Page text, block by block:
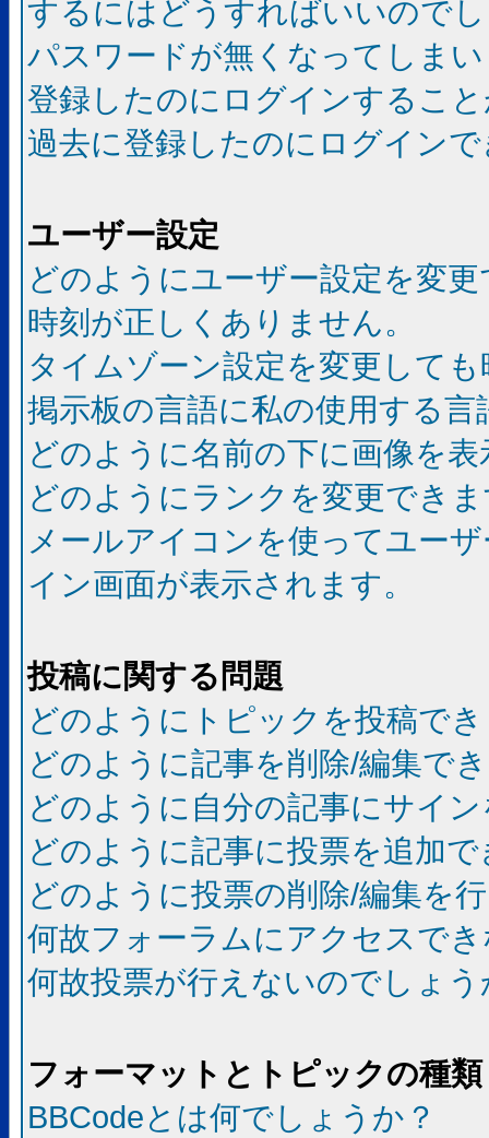
するにはどうすればいいので
パスワードが無くなってしま
登録したのにログインするこ
過去に登録したのにログイン
ユーザー設定
どのようにユーザー設定を変
時刻が正しくありません。
タイムゾーン設定を変更して
掲示板の言語に私の使用する
どのように名前の下に画像を
どのようにランクを変更でき
メールアイコンを使ってユー
イン画面が表示されます。
投稿に関する問題
どのようにトピックを投稿で
どのように記事を削除/編集で
どのように自分の記事にサイ
どのように記事に投票を追加
どのように投票の削除/編集を
何故フォーラムにアクセスで
何故投票が行えないのでしょう
フォーマットとトピックの種類
BBCodeとは何でしょうか？